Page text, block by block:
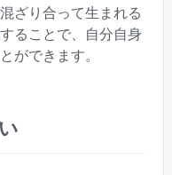
ざり合って生まれる
ることで、自分自身
ができます。